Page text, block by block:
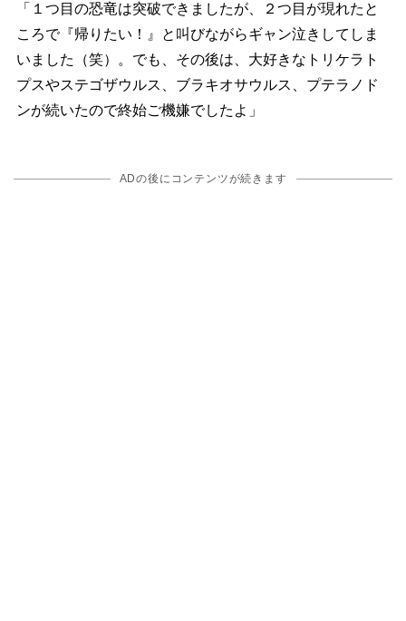
「１つ目の恐竜は突破できましたが、２つ目が現れたと
ころで『帰りたい！』と叫びながらギャン泣きしてしま
いました（笑）。でも、その後は、大好きなトリケラト
プスやステゴザウルス、ブラキオサウルス、プテラノド
ンが続いたので終始ご機嫌でしたよ」
ADの後にコンテンツが続きます